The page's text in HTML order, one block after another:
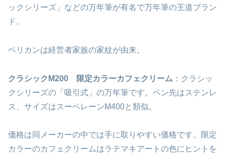
ックシリーズ」などの万年筆が有名で万年筆の王道ブラン
ド。
ペリカンは経営者家族の家紋が由来。
クラシックM200 限定カラーカフェクリーム ：クラシッ
クシリーズの「吸引式」の万年筆です。ペン先はステンレ
ス、サイズはスーベレーンM400と類似。
価格は同メーカーの中では手に取りやすい価格です。限定
カラーのカフェクリームはラテマキアートの色にヒントを